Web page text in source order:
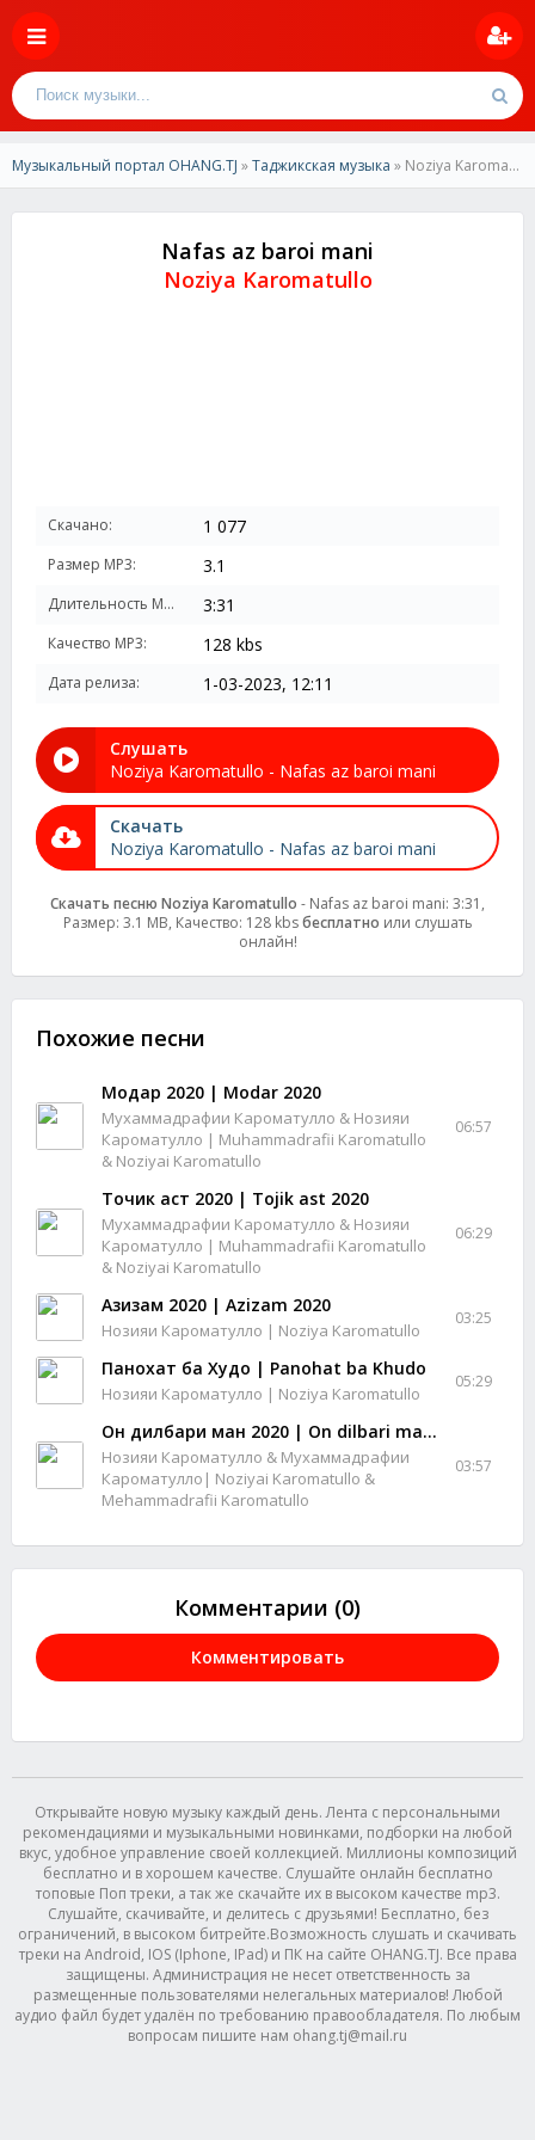
Музыкальный портал OHANG.TJ »Таджикская музыка » Noziya Karomatullo - Nafas az baroi mani
Nafas az baroi mani
Noziya Karomatullo
Скачано: 1 077
Размер MP3: 3.1
Длительность MP3: 3:31
Качество MP3: 128 kbs
Дата релиза: 1-03-2023, 12:11
Слушать
Noziya Karomatullo - Nafas az baroi mani
Скачать
Noziya Karomatullo - Nafas az baroi mani
Скачать песню Noziya Karomatullo - Nafas az baroi mani: 3:31,
Размер: 3.1 MB, Качество: 128 kbsбесплатно или слушать
онлайн!
Похожие песни
Модар 2020 | Modar 2020
Мухаммадрафии Кароматулло & Нозияи
Кароматулло | Muhammadrafii Karomatullo
& Noziyai Karomatullo
06:57
Точик аст 2020 | Tojik ast 2020
Мухаммадрафии Кароматулло & Нозияи
Кароматулло | Muhammadrafii Karomatullo
& Noziyai Karomatullo
06:29
Азизам 2020 | Azizam 2020
Нозияи Кароматулло | Noziya Karomatullo
03:25
Панохат ба Худо | Panohat ba Khudo
Нозияи Кароматулло | Noziya Karomatullo
05:29
Он дилбари ман 2020 | On dilbari man 2020
Нозияи Кароматулло & Мухаммадрафии
Кароматулло| Noziyai Karomatullo &
Mehammadrafii Karomatullo
03:57
Комментарии (0)
Комментировать
Открывайте новую музыку каждый день. Лента с персональными
рекомендациями и музыкальными новинками, подборки на любой
вкус, удобное управление своей коллекцией. Миллионы композиций
бесплатно и в хорошем качестве. Слушайте онлайн бесплатно
топовые Поп треки, а так же скачайте их в высоком качестве mp3.
Слушайте, скачивайте, и делитесь с друзьями! Бесплатно, без
ограничений, в высоком битрейте.Возможность слушать и скачивать
треки на Android, IOS (Iphone, IPad) и ПК на сайте OHANG.TJ. Все права
защищены. Администрация не несет ответственность за
размещенные пользователями нелегальных материалов! Любой
аудио файл будет удалён по требованию правообладателя. По любым
вопросам пишите нам ohang.tj@mail.ru